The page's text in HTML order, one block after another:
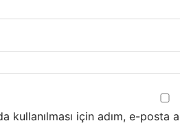
kullanılması için adım, e-